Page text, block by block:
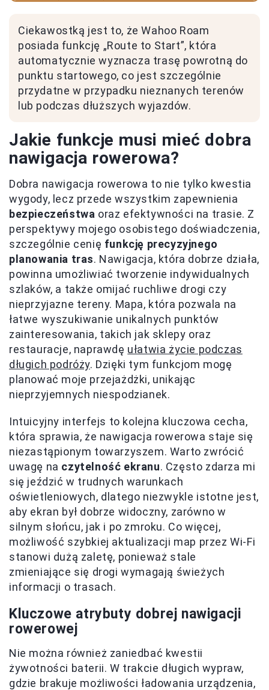
Ciekawostką jest to, że Wahoo Roam
posiada funkcję „Route to Start”, która
automatycznie wyznacza trasę powrotną do
punktu startowego, co jest szczególnie
przydatne w przypadku nieznanych terenów
lub podczas dłuższych wyjazdów.
Jakie funkcje musi mieć dobra
nawigacja rowerowa?
Dobra nawigacja rowerowa to nie tylko kwestia
wygody, lecz przede wszystkim zapewnienia
bezpieczeństwa oraz efektywności na trasie. Z
perspektywy mojego osobistego doświadczenia,
szczególnie cenię funkcję precyzyjnego
planowania tras. Nawigacja, która dobrze działa,
powinna umożliwiać tworzenie indywidualnych
szlaków, a także omijać ruchliwe drogi czy
nieprzyjazne tereny. Mapa, która pozwala na
łatwe wyszukiwanie unikalnych punktów
zainteresowania, takich jak sklepy oraz
restauracje, naprawdę ułatwia życie podczas
długich podróży. Dzięki tym funkcjom mogę
planować moje przejażdżki, unikając
nieprzyjemnych niespodzianek.
Intuicyjny interfejs to kolejna kluczowa cecha,
która sprawia, że nawigacja rowerowa staje się
niezastąpionym towarzyszem. Warto zwrócić
uwagę na czytelność ekranu. Często zdarza mi
się jeździć w trudnych warunkach
oświetleniowych, dlatego niezwykle istotne jest,
aby ekran był dobrze widoczny, zarówno w
silnym słońcu, jak i po zmroku. Co więcej,
możliwość szybkiej aktualizacji map przez Wi-Fi
stanowi dużą zaletę, ponieważ stale
zmieniające się drogi wymagają świeżych
informacji o trasach.
Kluczowe atrybuty dobrej nawigacji
rowerowej
Nie można również zaniedbać kwestii
żywotności baterii. W trakcie długich wypraw,
gdzie brakuje możliwości ładowania urządzenia,